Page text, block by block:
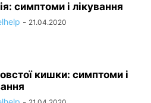
симптоми і лікування
- 21.04.2020
кишки: симптоми і